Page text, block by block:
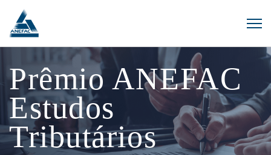
Prêmio ANEFAC
Estudos
Tributários